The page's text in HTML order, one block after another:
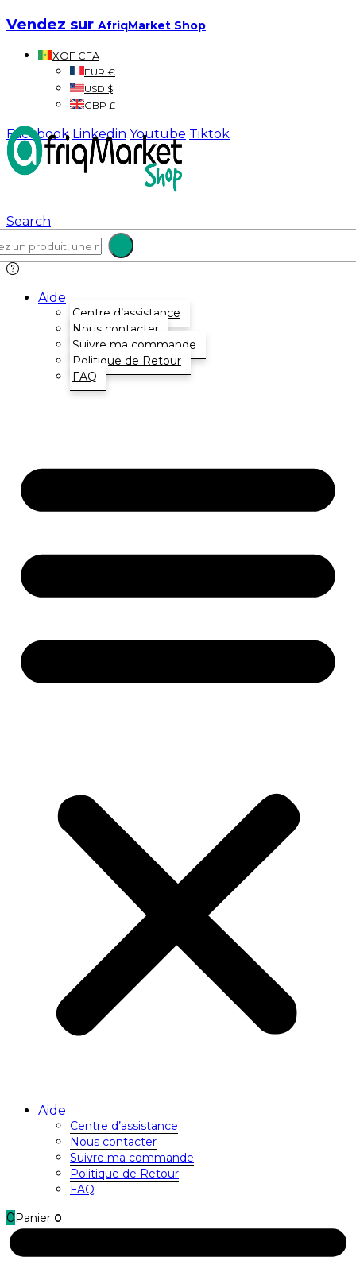
Vendez sur AfriqMarket Shop
XOF CFA
EUR €
USD $
GBP £
Facebook Linkedin Youtube Tiktok
Search
Aide
Centre d’assistance
Nous contacter
Suivre ma commande
Politique de Retour
FAQ
Aide
Centre d’assistance
Nous contacter
Suivre ma commande
Politique de Retour
FAQ
0 Panier 0